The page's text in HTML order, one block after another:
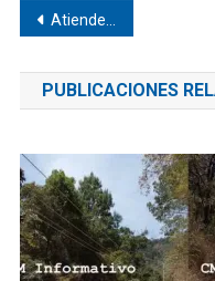
Navegación
de
entradas
Atienden incendio en basurero municipal de Pinotepa de Don Luis
PUBLICACIONES